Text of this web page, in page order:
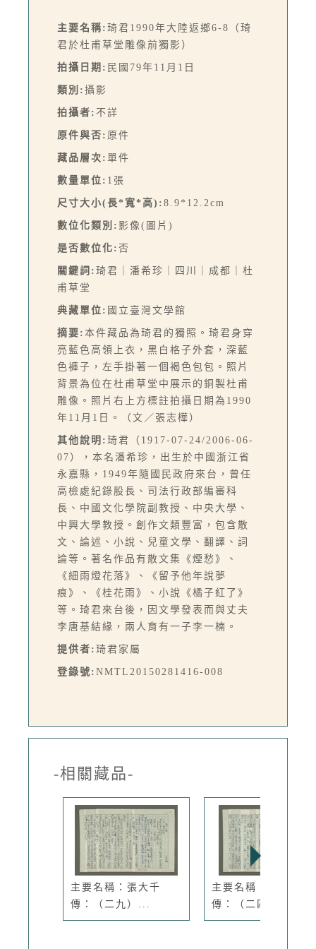
主要名稱: 琦君1990年大陸返鄉6-8（琦
君於杜甫草堂雕像前獨影）
拍攝日期: 民國79年11月1日
類別: 攝影
拍攝者: 不詳
原件與否: 原件
藏品層次: 單件
數量單位: 1張
尺寸大小(長*寬*高): 8.9*12.2cm
數位化類別: 影像(圖片)
是否數位化: 否
關鍵詞: 琦君｜潘希珍｜四川｜成都｜杜
甫草堂
典藏單位: 國立臺灣文學館
摘要: 本件藏品為琦君的獨照。琦君身穿
亮藍色高領上衣，黑白格子外套，深藍
色褲子，左手掛著一個褐色包包。照片
背景為位在杜甫草堂中展示的銅製杜甫
雕像。照片右上方標註拍攝日期為1990
年11月1日。（文／張志樺）
其他說明: 琦君（1917-07-24/2006-06-
07），本名潘希珍，出生於中國浙江省
永嘉縣，1949年隨國民政府來台，曾任
高檢處紀錄股長、司法行政部編審科
長、中國文化學院副教授、中央大學、
中興大學教授。創作文類豐富，包含散
文、論述、小說、兒童文學、翻譯、詞
論等。著名作品有散文集《煙愁》、
《細雨燈花落》、《留予他年說夢
痕》、《桂花雨》、小說《橘子紅了》
等。琦君來台後，因文學發表而與丈夫
李唐基結緣，兩人育有一子李一楠。
提供者: 琦君家屬
登錄號: NMTL20150281416-008
-相關藏品-
主要名稱：張大千
傳：（二九）...
主要名稱：張大千
傳：（二四）...